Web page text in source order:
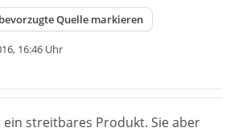
Quelle markieren
16:46 Uhr
ein streitbares Produkt. Sie aber